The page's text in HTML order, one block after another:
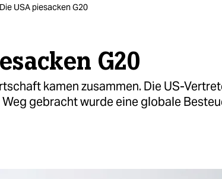
USA piesacken G20
G20
kamen zusammen. Die US-
gebracht wurde eine globale